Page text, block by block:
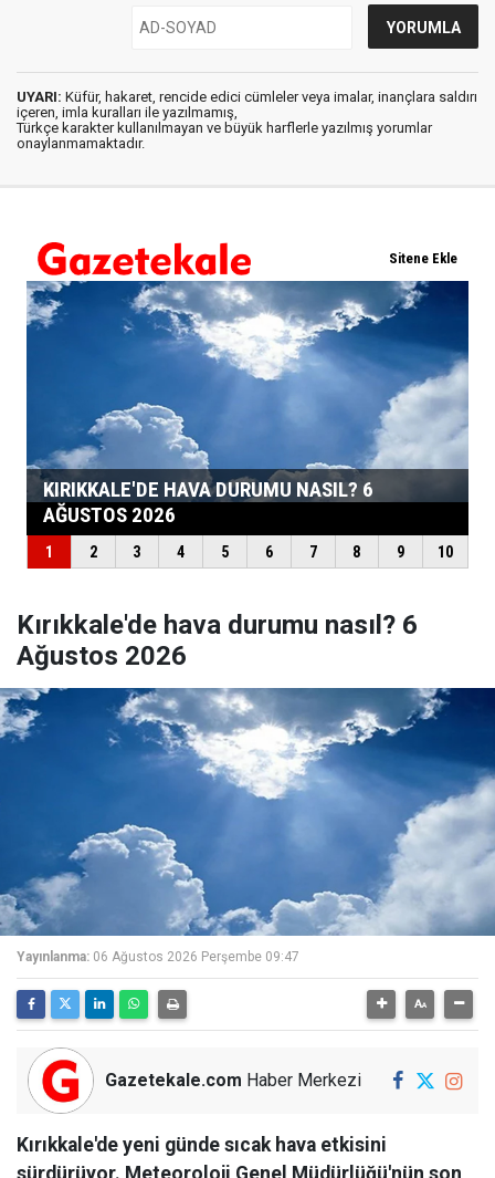
UYARI: Küfür, hakaret, rencide edici cümleler veya imalar, inançlara saldırı
içeren, imla kuralları ile yazılmamış,
Türkçe karakter kullanılmayan ve büyük harflerle yazılmış yorumlar
onaylanmamaktadır.
Kırıkkale'de hava durumu nasıl? 6
Ağustos 2026
Yayınlanma: 06 Ağustos 2026 Perşembe 09:47
Gazetekale.com Haber Merkezi
Kırıkkale'de yeni günde sıcak hava etkisini